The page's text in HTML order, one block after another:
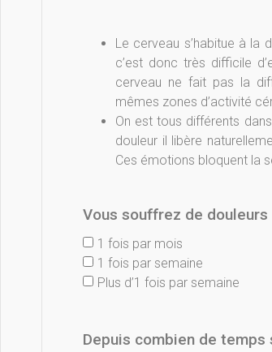
Le cerveau s’habitue à
c’est donc très difficile
cerveau ne fait pas la
mêmes zones d’activité
On est tous différents
douleur il libère
Ces émotions bloquent la
Vous souffrez de douleurs
1 fois par mois
1 fois par semaine
Plus d’1 fois par semaine
Depuis combien de